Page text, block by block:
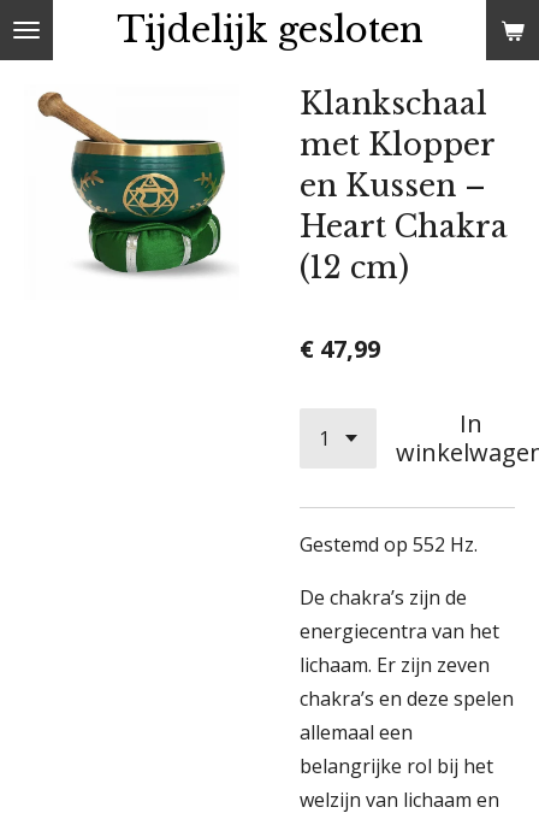
Ga
direct
naar
hoofdinhoud
Tijdelijk gesloten
Klankschaal
met Klopper
en Kussen –
Heart Chakra
(12 cm)
€ 47,99
In
Gestemd op 552 Hz.
De chakra’s zijn de
energiecentra van het
lichaam. Er zijn zeven
chakra’s en deze spelen
allemaal een
belangrijke rol bij het
welzijn van lichaam en